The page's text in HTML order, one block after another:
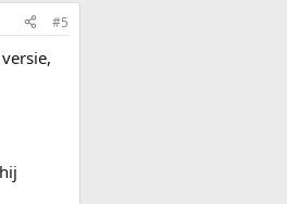
#5